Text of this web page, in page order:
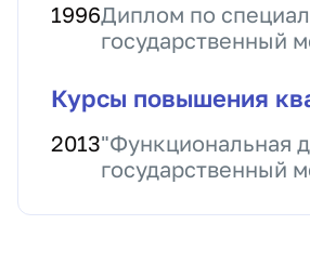
1996Диплом по
государственный
Курсы повышения
2013"Функциональная
государственный